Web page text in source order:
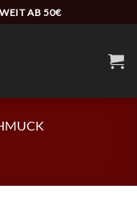
AB 50€